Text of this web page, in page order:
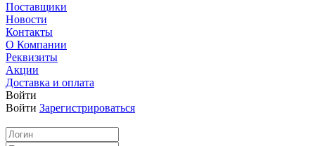
Поставщики
Новости
Контакты
О Компании
Реквизиты
Акции
Доставка и оплата
Войти
Войти Зарегистрироваться